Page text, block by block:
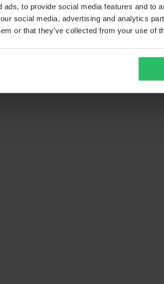
to provide social media features and to
social media, advertising and analytics
or that they’ve collected from your use of